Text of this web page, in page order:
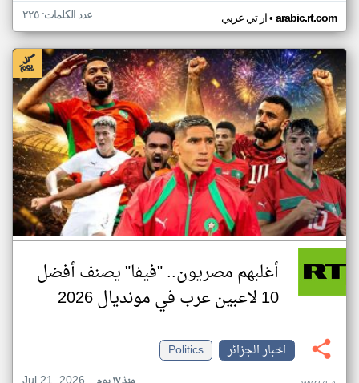
ار تي عربي• arabic.rt.com عدد الكلمات: ٢٢٥
أغلبهم مصريون.. "فيفا" يصنف أفضل
10 لاعبين عرب في مونديال 2026
اخبار الجزائر
Politics